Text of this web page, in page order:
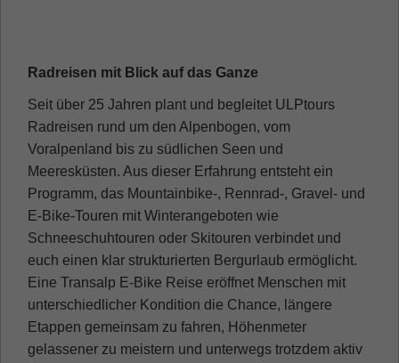
Radreisen mit Blick auf das Ganze
Seit über 25 Jahren plant und begleitet ULPtours
Radreisen rund um den Alpenbogen, vom
Voralpenland bis zu südlichen Seen und
Meeresküsten. Aus dieser Erfahrung entsteht ein
Programm, das Mountainbike-, Rennrad-, Gravel- und
E-Bike-Touren mit Winterangeboten wie
Schneeschuhtouren oder Skitouren verbindet und
euch einen klar strukturierten Bergurlaub ermöglicht.
Eine Transalp E-Bike Reise eröffnet Menschen mit
unterschiedlicher Kondition die Chance, längere
Etappen gemeinsam zu fahren, Höhenmeter
gelassener zu meistern und unterwegs trotzdem aktiv